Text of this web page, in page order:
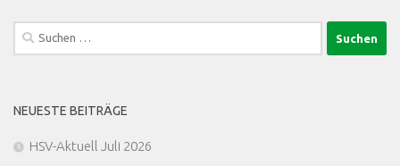
Suchen
nach:
NEUESTE BEITRÄGE
HSV-Aktuell Juli 2026